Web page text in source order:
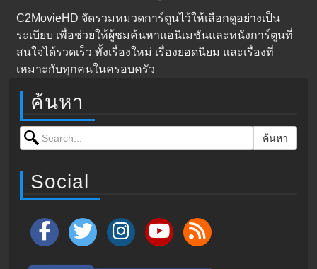
C2MovieHD จัดรวมหมวดการ์ตูนไว้ให้เลือกดูอย่างเป็น
ระเบียบ เพื่อช่วยให้ผู้ชมค้นหาแอนิเมชันและหนังการ์ตูนที่
สนใจได้รวดเร็ว ทั้งเรื่องใหม่ เรื่องยอดนิยม และเรื่องที่
เหมาะกับทุกคนในครอบครัว
ค้นหา
Search for: ค้นหา
Social